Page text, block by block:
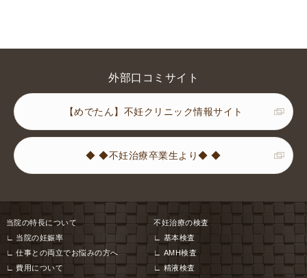
外部口コミサイト
【めでたん】不妊クリニック情報サイト
◆ ◆不妊治療卒業生より◆ ◆
当院の特長について
当院の妊娠率
仕事との両立でお悩みの方へ
費用について
不妊治療の検査
基本検査
AMH検査
精液検査